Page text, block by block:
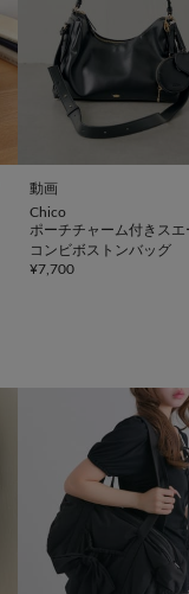
動画
Chico
ポーチチャーム付きスエ
コンビボストンバッグ
¥7,700